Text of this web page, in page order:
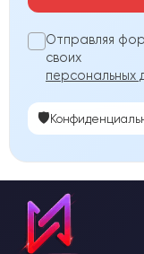
Отправляя
своих
персональных
🛡️